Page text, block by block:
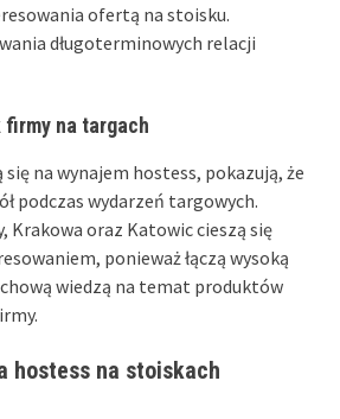
ofertą na stoisku.
długoterminowych relacji
na targach
na wynajem hostess, pokazują, że
podczas wydarzeń targowych.
Krakowa oraz Katowic cieszą się
ponieważ łączą wysoką
wiedzą na temat produktów
hostess na stoiskach